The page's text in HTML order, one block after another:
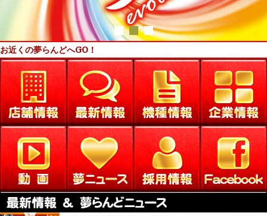
お近くの夢らんどへGO！